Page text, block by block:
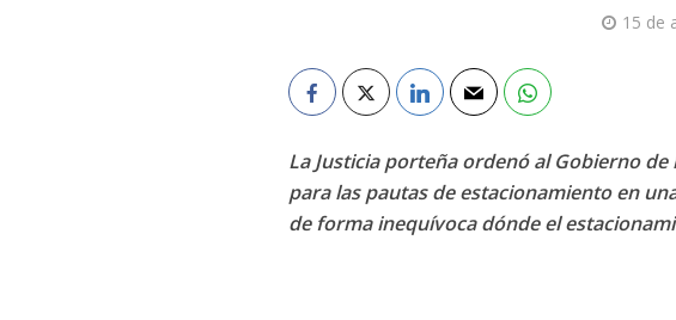
15 de
La Justicia porteña ordenó al Gobierno
para las pautas de estacionamiento en
de forma inequívoca dónde el